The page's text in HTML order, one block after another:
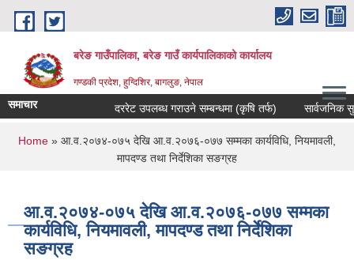
Skip to main content
बरेङ गाउँपालिका, बरेङ गाउँ कार्यपालिकाको कार्यालय
गण्डकी प्रदेश, हुग्दिशिर, बागलुङ, नेपाल
समाचार दररेट उपलब्ध गराउने सम्बन्धमा (कृषि तर्फ) सार्वजनिक
You are here
Home » आ.व.२०७४-०७५ देखि आ.व.२०७६-०७७ सम्मका कार्यविधि, नियमावली,
मापदण्ड तथा निर्देशिका सङग्रह
आ.व.२०७४-०७५ देखि आ.व.२०७६-०७७ सम्मका
कार्यविधि, नियमावली, मापदण्ड तथा निर्देशिका
सङग्रह